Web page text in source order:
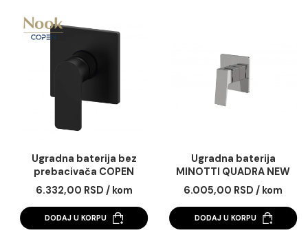
Ugradna baterija bez
prebacivača COPEN
NOOK mat crna
Ugradna baterija
MINOTTI QUADRA
bez prebacivača